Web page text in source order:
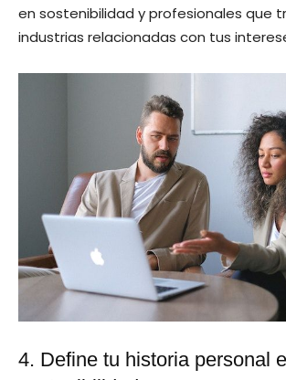
en sostenibilidad y profesionales que
industrias relacionadas con tus
4. Define tu historia personal